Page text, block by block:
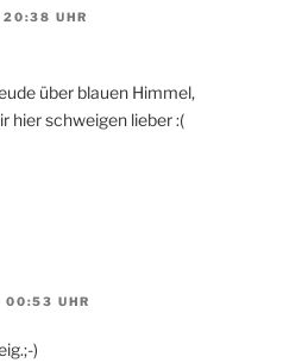
UHR
über blauen Himmel,
hier schweigen lieber :(
00:53 UHR
)